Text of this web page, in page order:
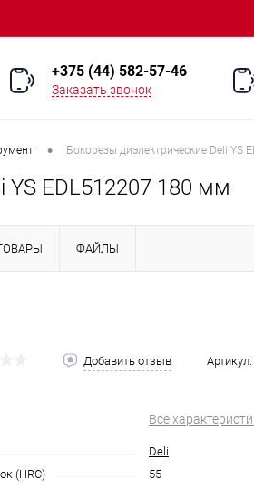
+375 (44) 582-57-46
Заказать звонок
• Бокорезы диэлектрические Deli YS
YS EDL512207 180 мм
ФАЙЛЫ
Добавить отзыв Артикул:
Все
Deli
(HRC)
55